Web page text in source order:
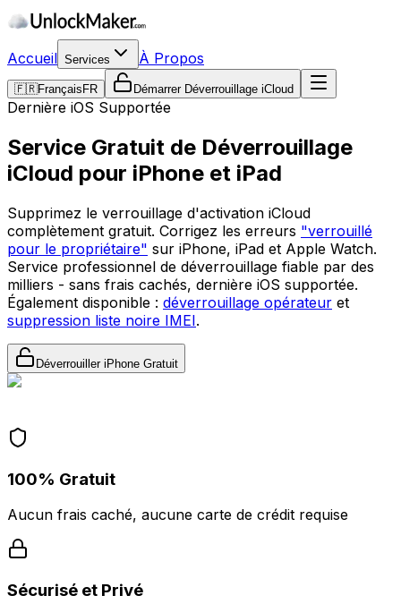
Accueil Services À Propos
🇫🇷Français FR Démarrer Déverrouillage iCloud
Dernière iOS Supportée
Service Gratuit de Déverrouillage
iCloud pour iPhone et iPad
Supprimez le verrouillage d'activation iCloud
complètement gratuit. Corrigez les erreurs "verrouillé
pour le propriétaire" sur iPhone, iPad et Apple Watch.
Service professionnel de déverrouillage fiable par des
milliers - sans frais cachés, dernière iOS supportée.
Également disponible : déverrouillage opérateur et
suppression liste noire IMEI.
Déverrouiller iPhone Gratuit
100% Gratuit
Aucun frais caché, aucune carte de crédit requise
Sécurisé et Privé